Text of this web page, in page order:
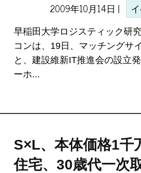
2009年10月14日 |
早稲田大学ロジスティック研
コンは、19日、マッチングサ
と、建設維新IT推進会の設立
ーホ...
S×L、本体価格1千
住宅、30歳代一次